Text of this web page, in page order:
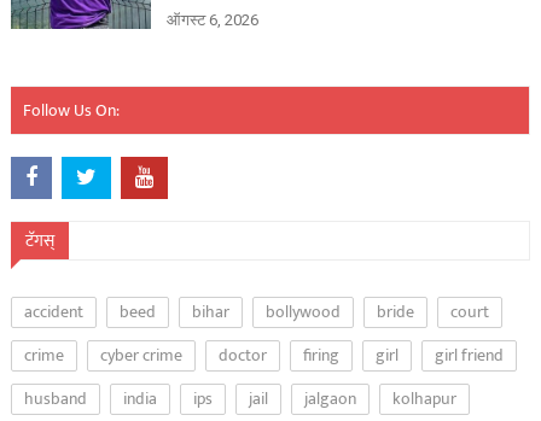
ऑगस्ट 6, 2026
Follow Us On:
टॅगस्
accident beed bihar bollywood bride
court
crime
cyber crime doctor firing girl
girl friend
husband
india ips jail jalgaon
kolhapur